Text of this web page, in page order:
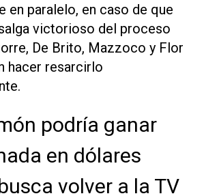
en paralelo, en caso de que
victorioso del proceso
De Brito, Mazzoco y Flor
hacer resarcirlo
podría ganar
en dólares
volver a la TV